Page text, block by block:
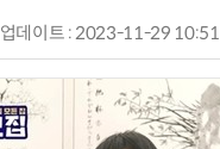
업데이트 : 2023-11-29 10:51